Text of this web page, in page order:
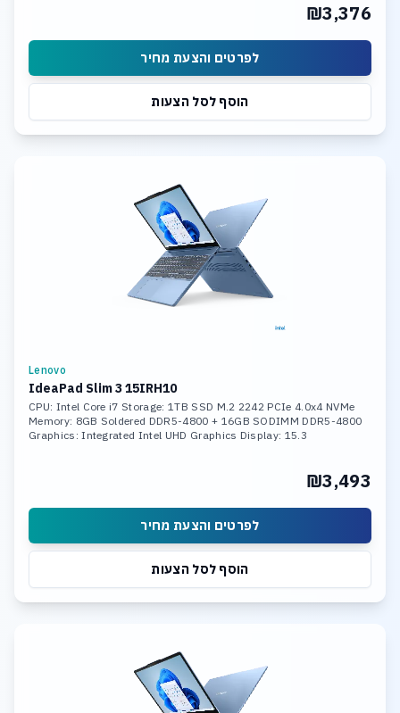
₪3,376
לפרטים והצעת מחיר
הוסף לסל הצעות
Lenovo
IdeaPad Slim 3 15IRH10
CPU: Intel Core i7 Storage: 1TB SSD M.2 2242 PCIe 4.0x4 NVMe
Memory: 8GB Soldered DDR5-4800 + 16GB SODIMM DDR5-4800
Graphics: Integrated Intel UHD Graphics Display: 15.3
₪3,493
לפרטים והצעת מחיר
הוסף לסל הצעות